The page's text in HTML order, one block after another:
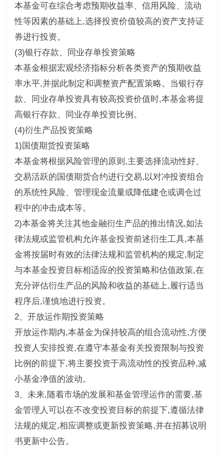
本基金可在综合考虑预期收益率、信用风险、流动
性等因素的基础上,选择投资价值较高的资产支持证
券进行投资。
(3)银行存款、同业存单投资策略
本基金根据宏观经济指标分析各类资产的预期收益
率水平,并据此制定和调整资产配置策略。当银行存
款、同业存单投资具有较高投资价值时,本基金将提
高银行存款、同业存单投资比例。
(4)衍生产品投资策略
1)国债期货投资策略
本基金将根据风险管理的原则,主要选择流动性好、
交易活跃的国债期货合约进行交易,以对冲投资组合
的系统性风险、管理现金流量或降低建仓或调仓过
程中的冲击成本等。
2)本基金将关注其他金融衍生产品的推出情况,如法
律法规或监管机构允许基金投资前述衍生工具,本基
金将按届时有效的法律法规和监管机构的规定,制定
与本基金投资目标相适应的投资策略和估值政策,在
充分评估衍生产品的风险和收益的基础上,履行适当
程序后,谨慎地进行投资。
2、开放运作期投资策略
开放运作期内,本基金为保持较高的组合流动性,方便
投资人安排投资,在遵守本基金有关投资限制与投资
比例的前提下,将主要投资于高流动性的投资品种,减
小基金净值的波动。
3、未来,随着市场的发展和基金管理运作的需要,基
金管理人可以在不改变投资目标的前提下,遵循法律
法规的规定,相应调整或更新投资策略,并在招募说明
书更新中公告。